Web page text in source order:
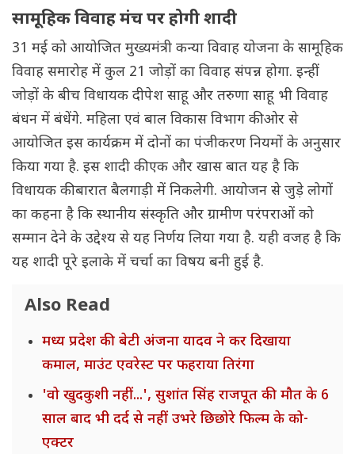
सामूहिक विवाह मंच पर होगी शादी
31 मई को आयोजित मुख्यमंत्री कन्या विवाह योजना के सामूहिक
विवाह समारोह में कुल 21 जोड़ों का विवाह संपन्न होगा. इन्हीं
जोड़ों के बीच विधायक दीपेश साहू और तरुणा साहू भी विवाह
बंधन में बंधेंगे. महिला एवं बाल विकास विभाग की ओर से
आयोजित इस कार्यक्रम में दोनों का पंजीकरण नियमों के अनुसार
किया गया है. इस शादी की एक और खास बात यह है कि
विधायक की बारात बैलगाड़ी में निकलेगी. आयोजन से जुड़े लोगों
का कहना है कि स्थानीय संस्कृति और ग्रामीण परंपराओं को
सम्मान देने के उद्देश्य से यह निर्णय लिया गया है. यही वजह है कि
यह शादी पूरे इलाके में चर्चा का विषय बनी हुई है.
Also Read
मध्य प्रदेश की बेटी अंजना यादव ने कर दिखाया
कमाल, माउंट एवरेस्ट पर फहराया तिरंगा
'वो खुदकुशी नहीं...', सुशांत सिंह राजपूत की मौत के 6
साल बाद भी दर्द से नहीं उभरे छिछोरे फिल्म के को-
एक्टर